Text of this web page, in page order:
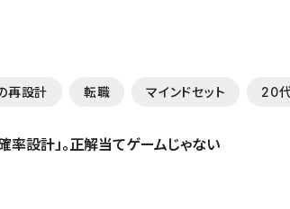
再設計 転職 マインドセット 20